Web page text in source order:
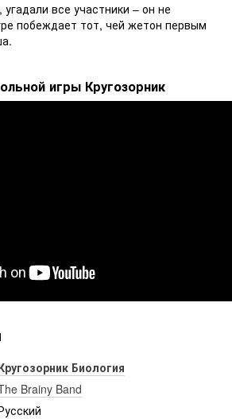
все участники – он не
побеждает тот, чей жетон первым
игры Кругозорник
Биология
Brainy Band